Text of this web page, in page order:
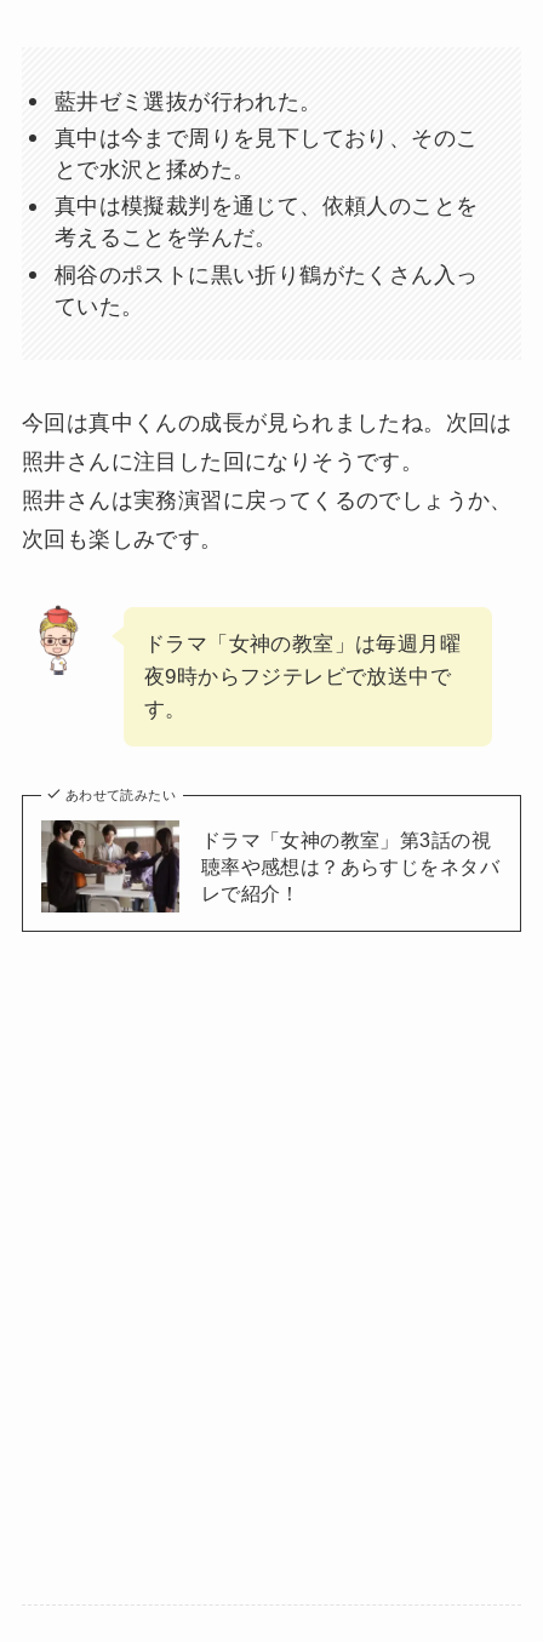
藍井ゼミ選抜が行われた。
真中は今まで周りを見下しており、そのこ
とで水沢と揉めた。
真中は模擬裁判を通じて、依頼人のことを
考えることを学んだ。
桐谷のポストに黒い折り鶴がたくさん入っ
ていた。
今回は真中くんの成長が見られましたね。次回は
照井さんに注目した回になりそうです。
照井さんは実務演習に戻ってくるのでしょうか、
次回も楽しみです。
ドラマ「女神の教室」は毎週月曜
夜9時からフジテレビで放送中で
す。
あわせて読みたい
ドラマ「女神の教室」第3話の視
聴率や感想は？あらすじをネタバ
レで紹介！